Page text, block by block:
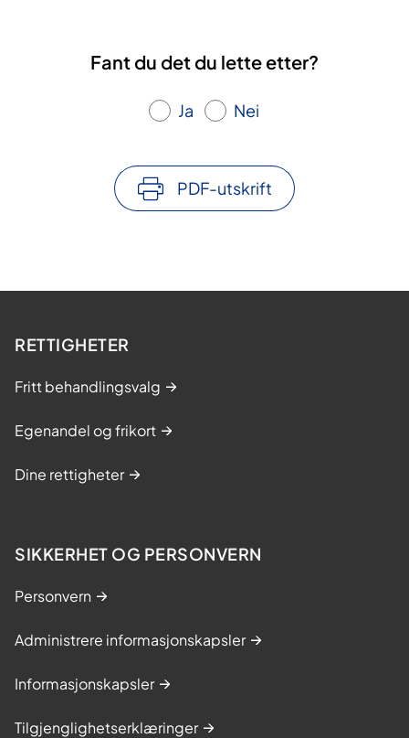
Fant du det du lette etter?
Ja Nei
PDF-utskrift
RETTIGHETER
Fritt behandlingsvalg
Egenandel og frikort
Dine rettigheter
SIKKERHET OG PERSONVERN
Personvern
Administrere informasjonskapsler
Informasjonskapsler
Tilgjenglighetserklæringer